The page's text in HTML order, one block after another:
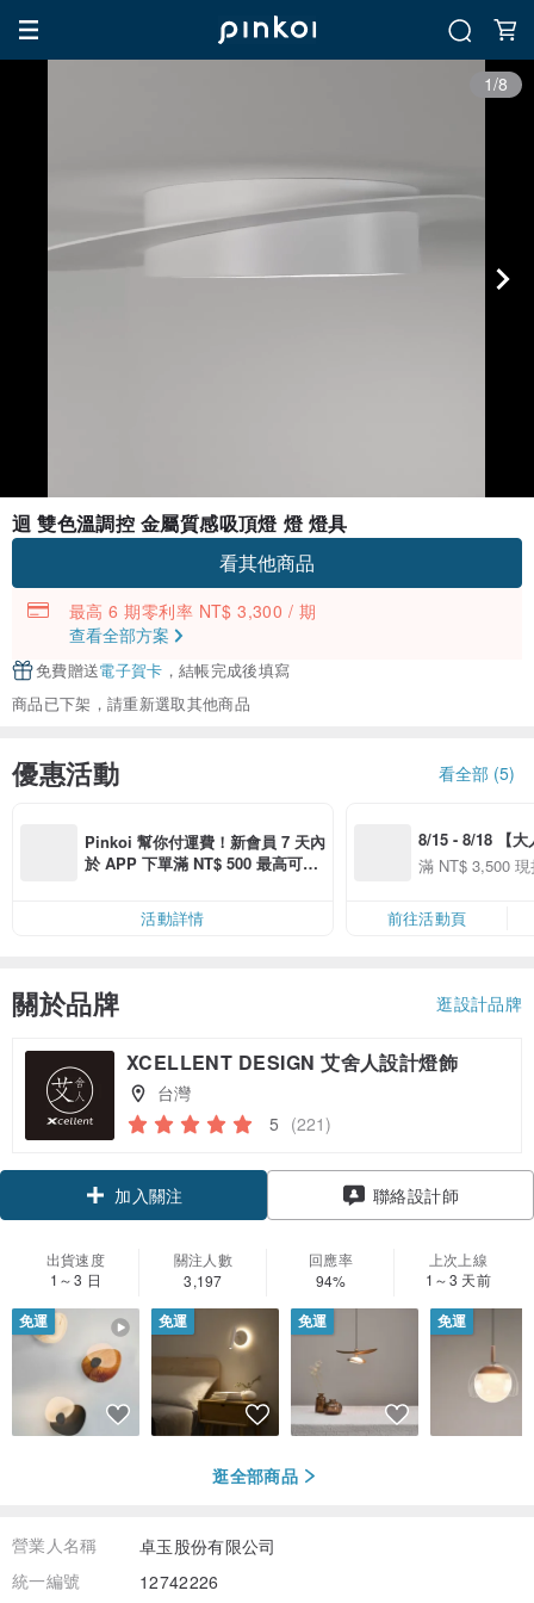
1/8
迴 雙色溫調控 金屬質感吸頂燈 燈 燈具
看其他商品
最高 6 期零利率 NT$ 3,300 / 期
查看全部方案
免費贈送電子賀卡 ，結帳完成後填寫
商品已下架，請重新選取其他商品
優惠活動 看全部 (5)
Pinkoi 幫你付運費！新會員 7 天內
於 APP 下單滿 NT$ 500 最高可折
活動詳情
8/15 - 8/18 【大
季】滿
50
滿 NT$ 3,500
前往活動頁
關於品牌 逛設計品牌
XCELLENT DESIGN 艾舍人設計燈飾
台灣
5 (221)
加入關注
聯絡設計師
出貨速度
1～3 日
關注人數
3,197
回應率
94%
上次上線
1～3 天前
免運 免運 免運 免運
逛全部商品
營業人名稱
卓玉股份有限公司
統一編號
12742226